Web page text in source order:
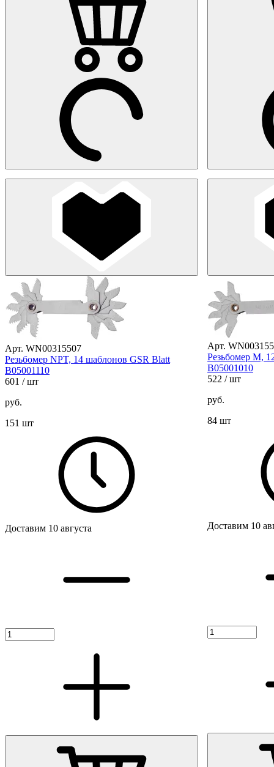
Арт. WN00315507
Резьбомер NPT, 14 шаблонов GSR Blatt
B05001110
601 / шт
руб.
151 шт
Доставим 10 августа
Арт.
Резьбомер М,
B05001010
522 / шт
руб.
84 шт
Доставим 10